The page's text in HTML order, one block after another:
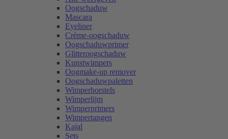
Oogschaduw
Mascara
Eyeliner
Crème-oogschaduw
Oogschaduwprimer
Glitteroogschaduw
Kunstwimpers
Oogmake-up remover
Oogschaduwpaletten
Wimperborstels
Wimperlijm
Wimperprimers
Wimpertangen
Kajal
Sets